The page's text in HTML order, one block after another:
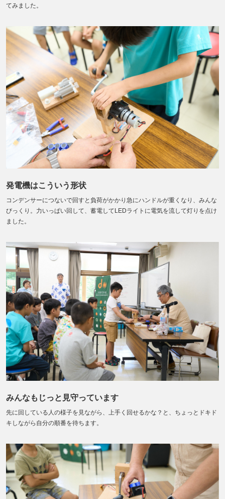
てみました。
発電機はこういう形状
コンデンサーにつないで回すと負荷がかかり急にハンドルが重くなり、みんな
びっくり。力いっぱい回して、蓄電してLEDライトに電気を流して灯りを点け
ました。
みんなもじっと見守っています
先に回している人の様子を見ながら、上手く回せるかな？と、ちょっとドキド
キしながら自分の順番を待ちます。